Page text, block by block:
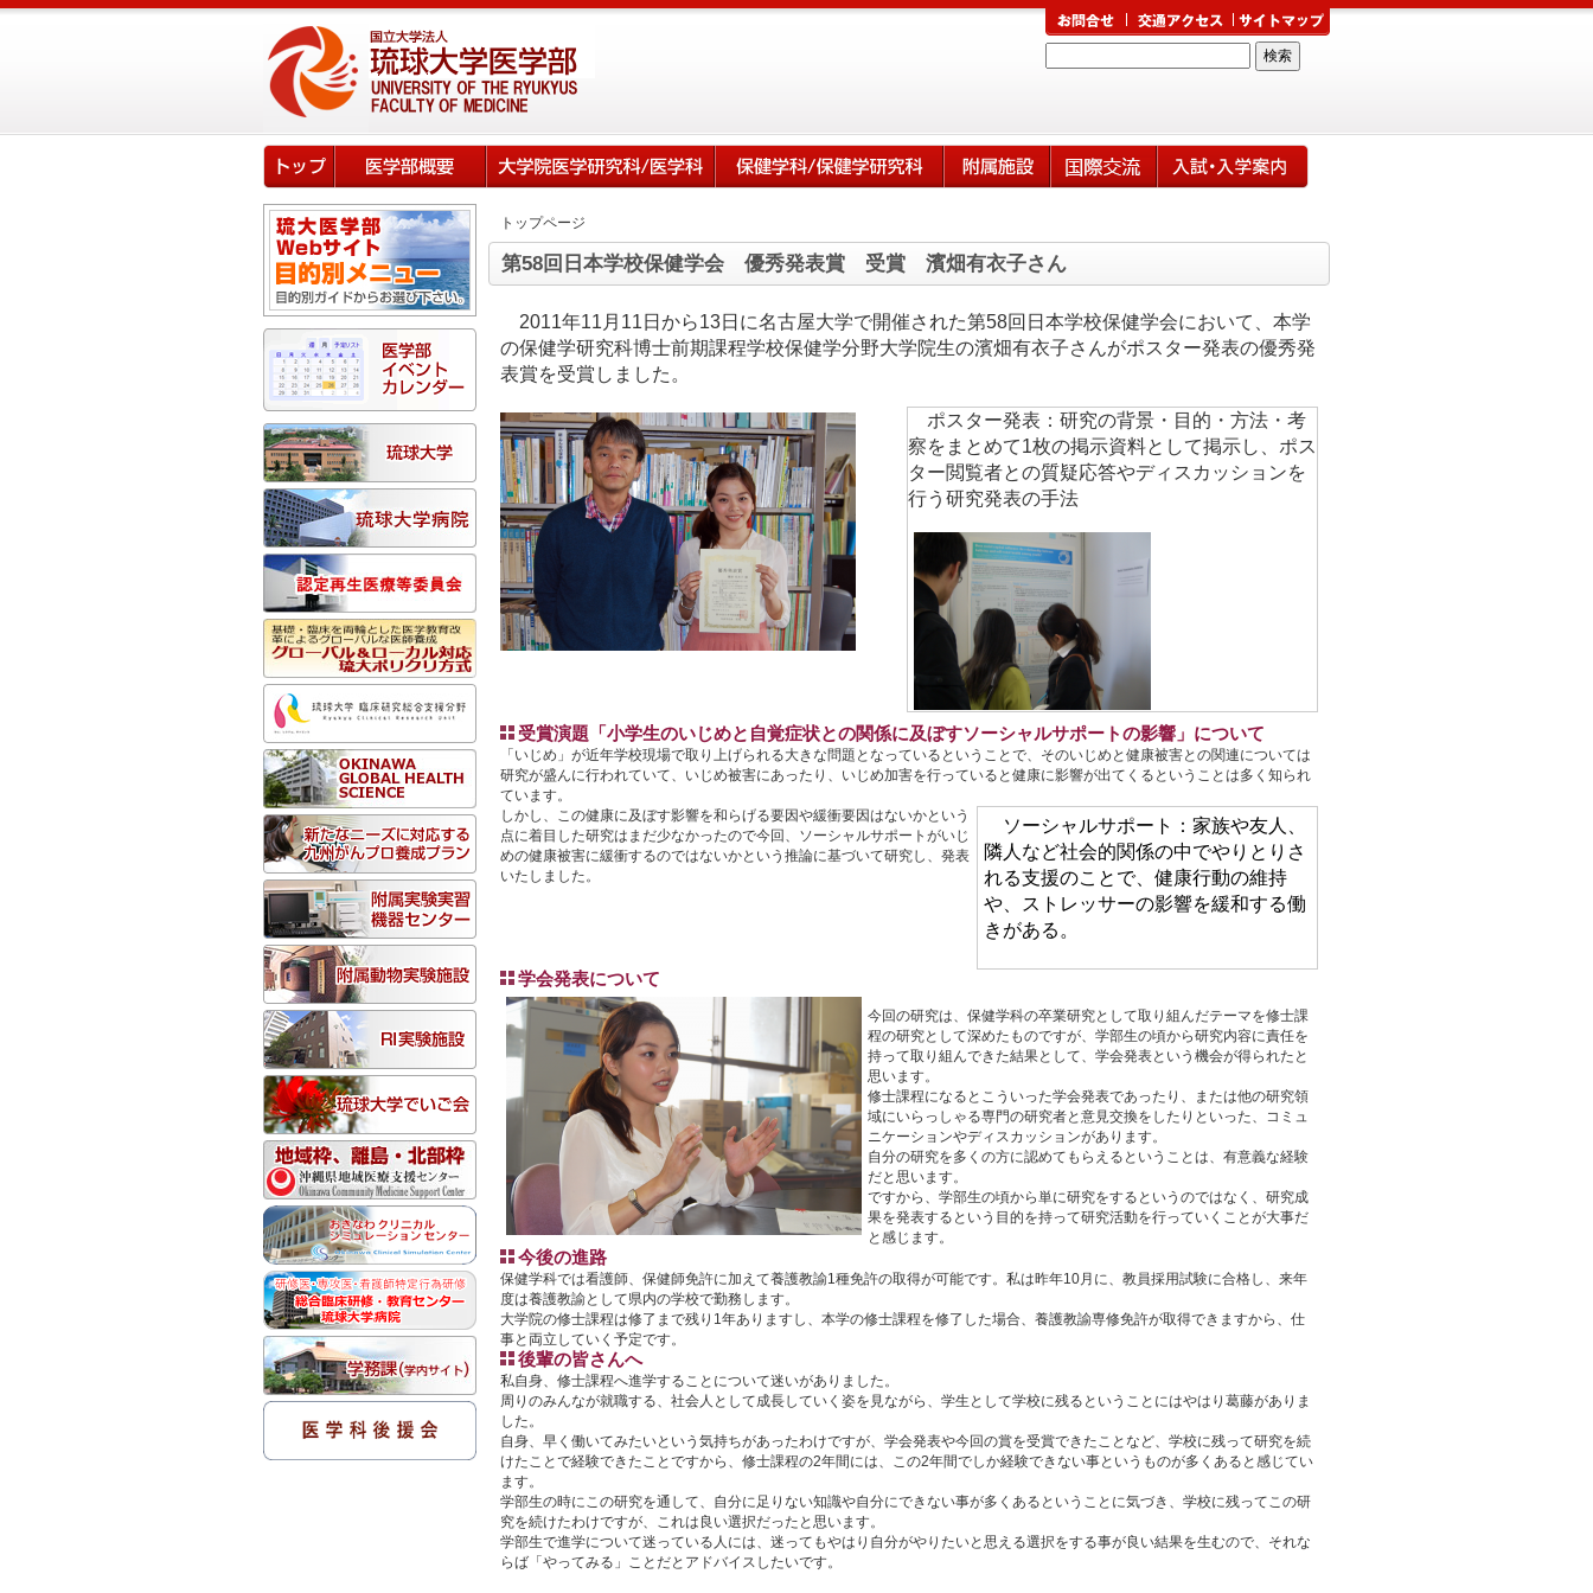
トップページ
第58回日本学校保健学会 優秀発表賞 受賞 濱畑有衣子さん
2011年11月11日から13日に名古屋大学で開催された第58回日本学校保健学会において、本学
の保健学研究科博士前期課程学校保健学分野大学院生の濱畑有衣子さんがポスター発表の優秀発
表賞を受賞しました。
ポスター発表：研究の背景・目的・方法・考
察をまとめて1枚の掲示資料として掲示し、ポス
ター閲覧者との質疑応答やディスカッションを
行う研究発表の手法
受賞演題「小学生のいじめと自覚症状との関係に及ぼすソーシャルサポートの影響」について
「いじめ」が近年学校現場で取り上げられる大きな問題となっているということで、そのいじめと健康被害との関連については
研究が盛んに行われていて、いじめ被害にあったり、いじめ加害を行っていると健康に影響が出てくるということは多く知られ
ています。
ソーシャルサポート：家族や友人、
隣人など社会的関係の中でやりとりさ
れる支援のことで、健康行動の維持
や、ストレッサーの影響を緩和する働
きがある。
しかし、この健康に及ぼす影響を和らげる要因や緩衝要因はないかという
点に着目した研究はまだ少なかったので今回、ソーシャルサポートがいじ
めの健康被害に緩衝するのではないかという推論に基づいて研究し、発表
いたしました。
学会発表について
今回の研究は、保健学科の卒業研究として取り組んだテーマを修士課
程の研究として深めたものですが、学部生の頃から研究内容に責任を
持って取り組んできた結果として、学会発表という機会が得られたと
思います。
修士課程になるとこういった学会発表であったり、または他の研究領
域にいらっしゃる専門の研究者と意見交換をしたりといった、コミュ
ニケーションやディスカッションがあります。
自分の研究を多くの方に認めてもらえるということは、有意義な経験
だと思います。
ですから、学部生の頃から単に研究をするというのではなく、研究成
果を発表するという目的を持って研究活動を行っていくことが大事だ
と感じます。
今後の進路
保健学科では看護師、保健師免許に加えて養護教諭1種免許の取得が可能です。私は昨年10月に、教員採用試験に合格し、来年
度は養護教諭として県内の学校で勤務します。
大学院の修士課程は修了まで残り1年ありますし、本学の修士課程を修了した場合、養護教諭専修免許が取得できますから、仕
事と両立していく予定です。
後輩の皆さんへ
私自身、修士課程へ進学することについて迷いがありました。
周りのみんなが就職する、社会人として成長していく姿を見ながら、学生として学校に残るということにはやはり葛藤がありま
した。
自身、早く働いてみたいという気持ちがあったわけですが、学会発表や今回の賞を受賞できたことなど、学校に残って研究を続
けたことで経験できたことですから、修士課程の2年間には、この2年間でしか経験できない事というものが多くあると感じてい
ます。
学部生の時にこの研究を通して、自分に足りない知識や自分にできない事が多くあるということに気づき、学校に残ってこの研
究を続けたわけですが、これは良い選択だったと思います。
学部生で進学について迷っている人には、迷ってもやはり自分がやりたいと思える選択をする事が良い結果を生むので、それな
らば「やってみる」ことだとアドバイスしたいです。